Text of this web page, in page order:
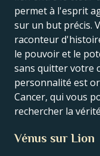
permet à l'esprit
sur un but précis.
raconteur
le pouvoir et le
sans quitter votre
personnalité est
Cancer, qui vous
rechercher la
Vénus sur Lion